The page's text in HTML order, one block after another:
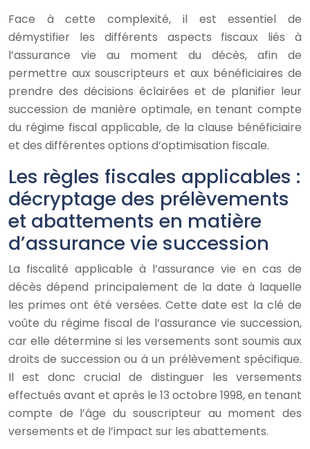
Face à cette complexité, il est essentiel de
démystifier les différents aspects fiscaux liés à
l’assurance vie au moment du décès, afin de
permettre aux souscripteurs et aux bénéficiaires de
prendre des décisions éclairées et de planifier leur
succession de manière optimale, en tenant compte
du régime fiscal applicable, de la clause bénéficiaire
et des différentes options d’optimisation fiscale.
Les règles fiscales applicables :
décryptage des prélèvements
et abattements en matière
d’assurance vie succession
La fiscalité applicable à l’assurance vie en cas de
décès dépend principalement de la date à laquelle
les primes ont été versées. Cette date est la clé de
voûte du régime fiscal de l’assurance vie succession,
car elle détermine si les versements sont soumis aux
droits de succession ou à un prélèvement spécifique.
Il est donc crucial de distinguer les versements
effectués avant et après le 13 octobre 1998, en tenant
compte de l’âge du souscripteur au moment des
versements et de l’impact sur les abattements.